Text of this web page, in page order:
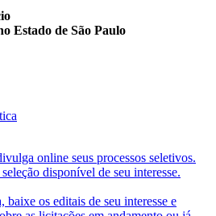
Estado de São Paulo
online seus processos seletivos.
disponível de seu interesse.
baixe os editais de seu interesse e